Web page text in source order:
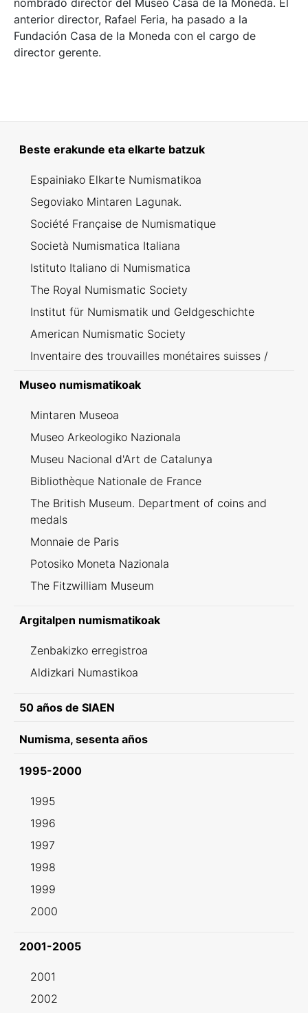
nombrado director del Museo Casa de la Moneda. El
anterior director, Rafael Feria, ha pasado a la
Fundación Casa de la Moneda con el cargo de
director gerente.
Beste erakunde eta elkarte batzuk
Espainiako Elkarte Numismatikoa
Segoviako Mintaren Lagunak.
Société Française de Numismatique
Società Numismatica Italiana
Istituto Italiano di Numismatica
The Royal Numismatic Society
Institut für Numismatik und Geldgeschichte
American Numismatic Society
Inventaire des trouvailles monétaires suisses /
Museo numismatikoak
Mintaren Museoa
Museo Arkeologiko Nazionala
Museu Nacional d'Art de Catalunya
Bibliothèque Nationale de France
The British Museum. Department of coins and
medals
Monnaie de Paris
Potosiko Moneta Nazionala
The Fitzwilliam Museum
Argitalpen numismatikoak
Zenbakizko erregistroa
Aldizkari Numastikoa
50 años de SIAEN
Numisma, sesenta años
1995-2000
1995
1996
1997
1998
1999
2000
2001-2005
2001
2002